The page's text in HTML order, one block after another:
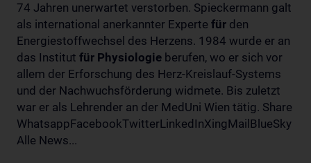
74 Jahren unerwartet verstorben. Spieckermann galt
als international anerkannter Experte für den
Energiestoffwechsel des Herzens. 1984 wurde er an
das Institut für Physiologie berufen, wo er sich vor
allem der Erforschung des Herz-Kreislauf-Systems
und der Nachwuchsförderung widmete. Bis zuletzt
war er als Lehrender an der MedUni Wien tätig. Share
WhatsappFacebookTwitterLinkedInXingMailBlueSky
Alle News...